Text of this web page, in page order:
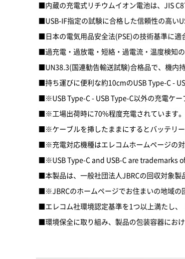
■内蔵の充電式リチウムイオン電池は、JIS
■USB-IF指定の試験に合格した信頼性の高い
■日本の電気用品安全法(PSE)の技術基準に適
■過充電・過放電・短絡・過電流・温度検知
■UN38.3(国連勧告輸送試験)合格品で、機内持
■持ち運びに便利な約10cmのUSB Type-C -
■※USB Type-C - USB Type-C以外の充電ケー
■※工場出荷時に70%程度充電されています。
■※ケーブルを挿したままにするとバッテリー
■※充電対応機種はエレコムホームページの対
■※USB Type-C and USB-C are trademarks
■本製品は、一般社団法人JBRCの回収対象製
■※JBRCのホームページでお住まいの地域の
■エレコム社環境認定基準を1つ以上満たし、
■環境保全に取り組み、製品の包装容器にお